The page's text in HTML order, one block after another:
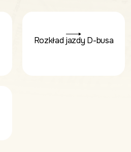
Rozkład jazdy D-busa